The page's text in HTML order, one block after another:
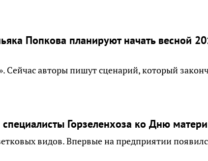
Попкова планируют начать весной
Сейчас авторы пишут сценарий, который
Горзеленхоза ко Дню матери
видов. Впервые на предприятии